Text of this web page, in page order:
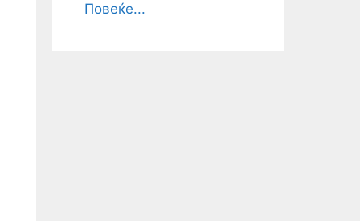
Повеќе...